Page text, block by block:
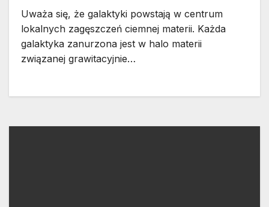
Uważa się, że galaktyki powstają w centrum
lokalnych zagęszczeń ciemnej materii. Każda
galaktyka zanurzona jest w halo materii
związanej grawitacyjnie…